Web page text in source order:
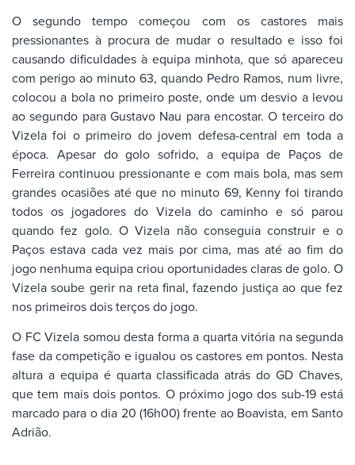
O segundo tempo começou com os castores mais
pressionantes à procura de mudar o resultado e isso foi
causando dificuldades à equipa minhota, que só apareceu
com perigo ao minuto 63, quando Pedro Ramos, num livre,
colocou a bola no primeiro poste, onde um desvio a levou
ao segundo para Gustavo Nau para encostar. O terceiro do
Vizela foi o primeiro do jovem defesa-central em toda a
época. Apesar do golo sofrido, a equipa de Paços de
Ferreira continuou pressionante e com mais bola, mas sem
grandes ocasiões até que no minuto 69, Kenny foi tirando
todos os jogadores do Vizela do caminho e só parou
quando fez golo. O Vizela não conseguia construir e o
Paços estava cada vez mais por cima, mas até ao fim do
jogo nenhuma equipa criou oportunidades claras de golo. O
Vizela soube gerir na reta final, fazendo justiça ao que fez
nos primeiros dois terços do jogo.
O FC Vizela somou desta forma a quarta vitória na segunda
fase da competição e igualou os castores em pontos. Nesta
altura a equipa é quarta classificada atrás do GD Chaves,
que tem mais dois pontos. O próximo jogo dos sub-19 está
marcado para o dia 20 (16h00) frente ao Boavista, em Santo
Adrião.